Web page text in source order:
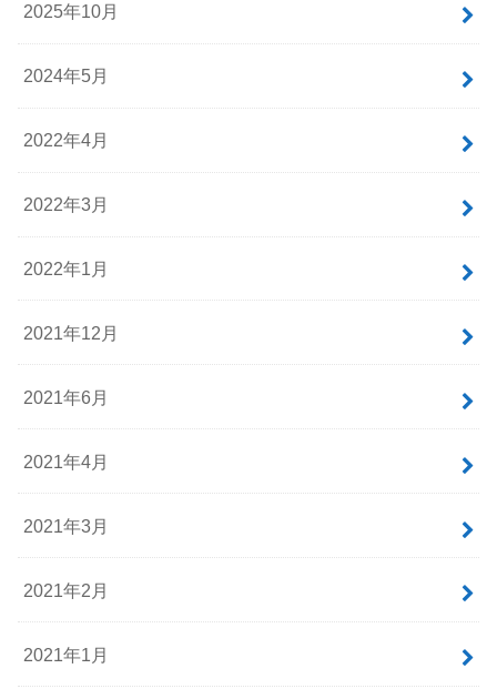
2025年10月
2024年5月
2022年4月
2022年3月
2022年1月
2021年12月
2021年6月
2021年4月
2021年3月
2021年2月
2021年1月